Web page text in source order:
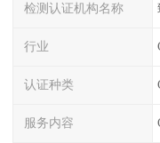
检测认证机构名称
行业
认证种类
服务内容